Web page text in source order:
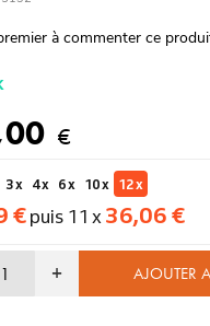
à commenter ce
€
3 x 4 x 6 x 10 x 12 x
€puis 11 x 36,06 €
+ AJOUTER